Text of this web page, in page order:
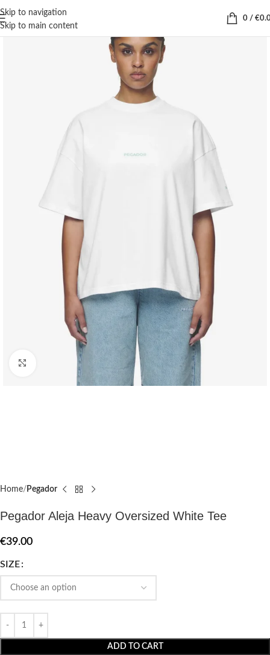
Skip to navigation
Skip to main content
0 / €
Click to enlarge
Home Pegador​
Pegador Aleja Heavy Oversized White Tee
€39.00
SIZE
ADD TO CART